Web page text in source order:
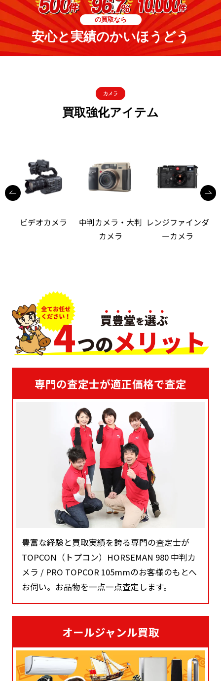
の買取なら
安心と実績のかいほうどう
カメラ
買取強化アイテム
ビデオカメラ
中判カメラ・大判
カメラ
レンジファインダ
ーカメラ
専門の査定士が適正価格で査定
豊富な経験と買取実績を誇る専門の査定士が
TOPCON（トプコン）HORSEMAN 980 中判カ
メラ / PRO TOPCOR 105mmのお客様のもとへ
お伺い。お品物を一点一点査定します。
オールジャンル買取